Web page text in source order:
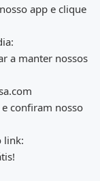
app e clique
a manter nossos
confiram nosso
link: